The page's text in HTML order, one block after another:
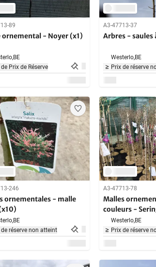
89
ornemental - Noyer (x1)
BE
Prix de Réserve
A3-47713-37
Arbres - saules
Westerlo,BE
Prix de réserve
246
ornementales - malle
BE
de réserve non atteint
A3-47713-78
Malles
couleurs -
Westerlo,BE
Prix de réserve